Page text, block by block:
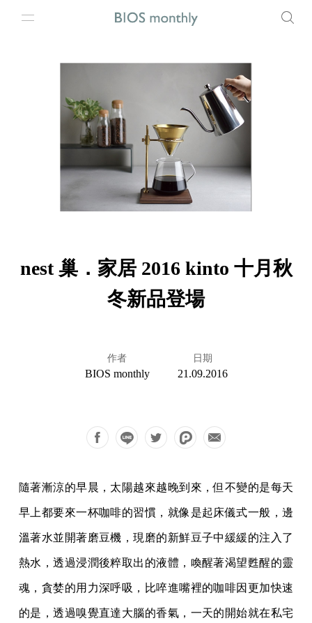
nest 巢．家居 2016 kinto 十月秋
冬新品登場
作者
BIOS monthly
日期
21.09.2016
隨著漸涼的早晨，太陽越來越晚到來，但不變的是每天
早上都要來一杯咖啡的習慣，就像是起床儀式一般，邊
溫著水並開著磨豆機，現磨的新鮮豆子中緩緩的注入了
熱水，透過浸潤後粹取出的液體，喚醒著渴望甦醒的靈
魂，貪婪的用力深呼吸，比啐進嘴裡的咖啡因更加快速
的是，透過嗅覺直達大腦的香氣，一天的開始就在私宅